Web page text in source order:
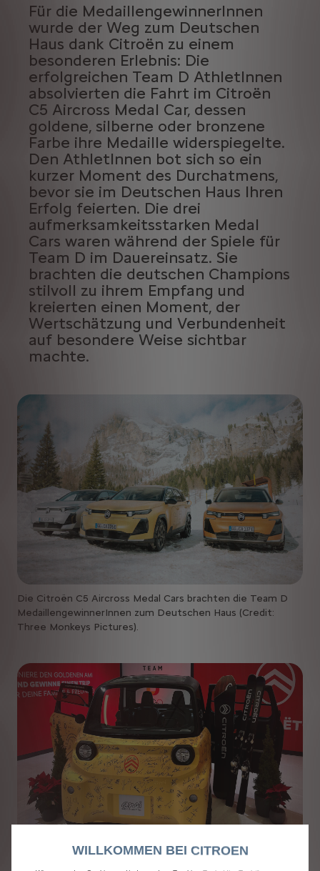
Für die MedaillengewinnerInnen
wurde der Weg zum Deutschen
Haus dank Citroën zu einem
besonderen Erlebnis: Die
erfolgreichen Team D AthletInnen
absolvierten die Fahrt im Citroën
C5 Aircross Medal Car, dessen
goldene, silberne oder bronzene
Farbe ihre Medaille widerspiegelte.
Den AthletInnen bot sich so ein
kurzer Moment des Durchatmens,
bevor sie im Deutschen Haus Ihren
Erfolg feierten. Die drei
aufmerksamkeitsstarken Medal
Cars waren während der Spiele für
Team D im Dauereinsatz. Sie
brachten die deutschen Champions
stilvoll zu ihrem Empfang und
kreierten einen Moment, der
Wertschätzung und Verbundenheit
auf besondere Weise sichtbar
machte.
Die Citroën C5 Aircross Medal Cars brachten die Team D
MedaillengewinnerInnen zum Deutschen Haus (Credit:
Three Monkeys Pictures).
WILLKOMMEN BEI CITROEN